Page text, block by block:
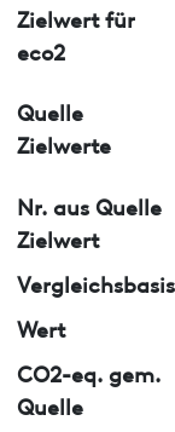
Zielwert für
eco2
Quelle
Zielwerte
Nr. aus Quelle
Zielwert
Vergleichsbasis
Wert
CO2-eq. gem.
Quelle